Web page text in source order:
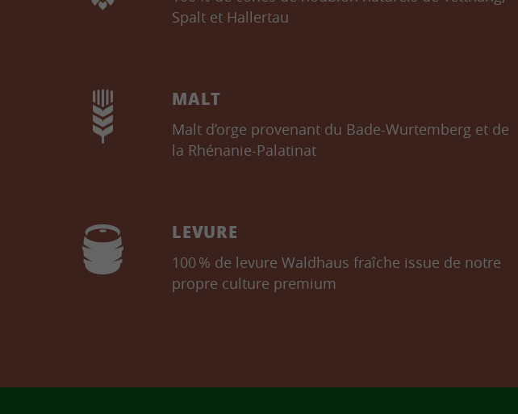
Spalt et Hallertau
MALT
Malt d’orge provenant du Bade-Wurtemberg et de
la Rhénanie-Palatinat
LEVURE
100 % de levure Waldhaus fraîche issue de notre
propre culture premium